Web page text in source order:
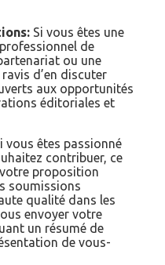
Si vous êtes une
de
ou une
d’en discuter
aux opportunités
éditoriales et
vous êtes passionné
contribuer, ce
proposition
soumissions
qualité dans les
envoyer votre
un résumé de
de vous-